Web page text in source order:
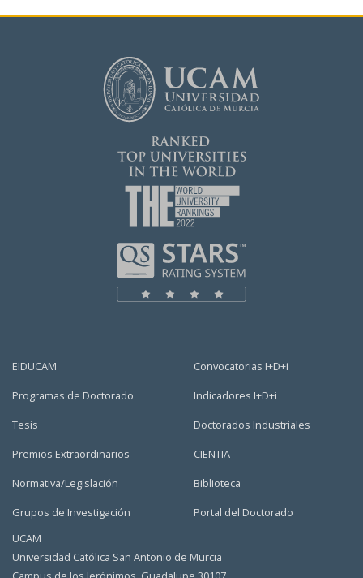
EIDUCAM
Programas de Doctorado
Tesis
Premios Extraordinarios
Normativa/Legislación
Grupos de Investigación
Convocatorias I+D+i
Indicadores I+D+i
Doctorados Industriales
CIENTIA
Biblioteca
Portal del Doctorado
UCAM
Universidad Católica San Antonio de Murcia